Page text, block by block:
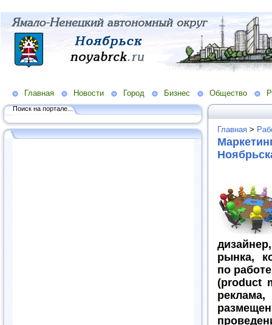
Главная Новости Город Бизнес Общество
Поиск на портале...
Главная >
рынка,
по
(product
реклама,